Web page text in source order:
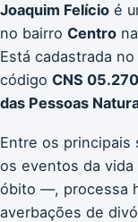
Joaquim Felício é
no bairro Centro
Está cadastrada
código CNS
das Pessoas
Entre os principais
os eventos da
óbito —, processa
averbações de